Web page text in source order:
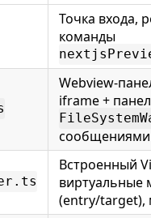
Точка входа,
команды
Webview-
iframe +
Встроенный
виртуальные
(entry/target),